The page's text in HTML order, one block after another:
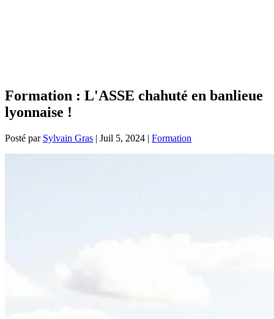
Formation : L'ASSE chahuté en banlieue
lyonnaise !
Posté par Sylvain Gras | Juil 5, 2024 | Formation